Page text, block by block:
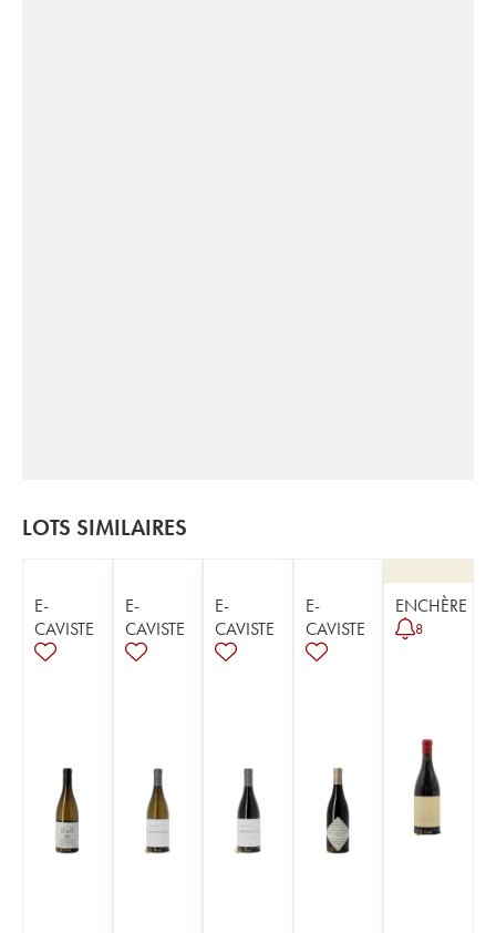
LOTS SIMILAIRES
E-
CAVISTE
E-
CAVISTE
E-
CAVISTE
E-
CAVISTE
ENCHÈRE
8